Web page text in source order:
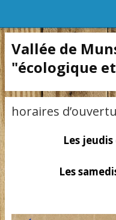
Vallée de
"écologique
horaires
Les
Les